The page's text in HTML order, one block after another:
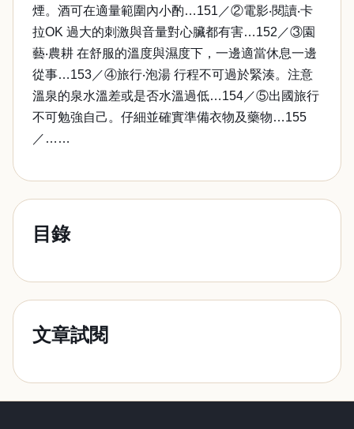
煙。酒可在適量範圍內小酌…151／②電影‧閱讀‧卡
拉OK 過大的刺激與音量對心臟都有害…152／③園
藝‧農耕 在舒服的溫度與濕度下，一邊適當休息一邊
從事…153／④旅行‧泡湯 行程不可過於緊湊。注意
溫泉的泉水溫差或是否水溫過低…154／⑤出國旅行
不可勉強自己。仔細並確實準備衣物及藥物…155
／……
目錄
文章試閱